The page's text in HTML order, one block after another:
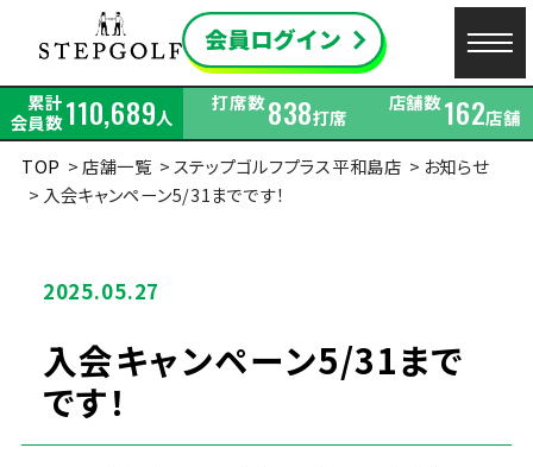
累計
会員数110,689人
打席数838打席
店舗数162店舗
TOP
店舗一覧 ステップゴルフプラス平和島店
お知らせ
入会キャンペーン5/31までです！
2025.05.27
入会キャンペーン5/31まで
です！